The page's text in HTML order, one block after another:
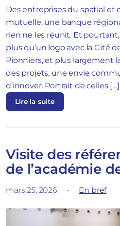
Des entreprises du spatial et
mutuelle, une banque
rien ne les réunit. Et
plus qu’un logo avec la Cité
Pionniers, et plus largement
des projets, une envie
d’innover. Portrait de celles […]
Lire la suite
Visite des
de l’académie
mars 25, 2026 • En bref